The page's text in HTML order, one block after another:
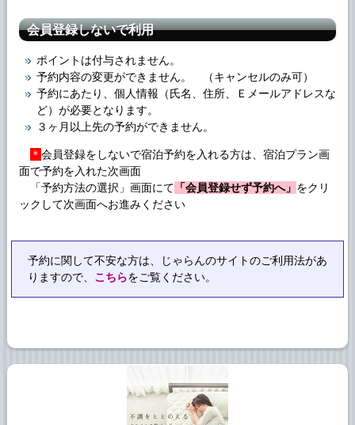
会員登録しないで利用
ポイントは付与されません。
予約内容の変更ができません。 （キャンセルのみ可）
予約にあたり、個人情報（氏名、住所、Ｅメールアドレスな
ど）が必要となります。
３ヶ月以上先の予約ができません。
＊ 会員登録をしないで宿泊予約を入れる方は、宿泊プラン画
面で予約を入れた次画面
「予約方法の選択」画面にて 「会員登録せず予約へ」 をクリ
ックして次画面へお進みください
予約に関して不安な方は、じゃらんのサイトのご利用法があ
りますので、 こちらをご覧ください。